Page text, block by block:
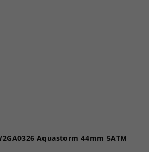
Aquastorm 44mm 5ATM